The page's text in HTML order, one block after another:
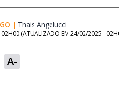
| Thais Angelucci
(ATUALIZADO EM 24/02/2025 -
A-